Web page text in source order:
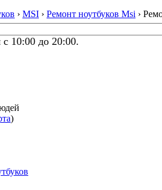
› MSI › Ремонт ноутбуков Msi ›
10:00 до 20:00.
)